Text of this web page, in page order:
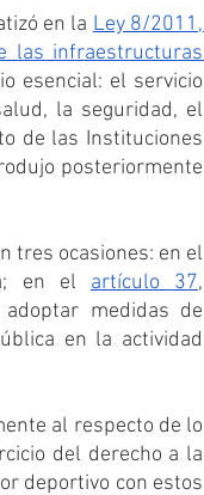
en la Ley 8/2011,
las infraestructuras
esencial: el servicio
la seguridad, el
de las Instituciones
posteriormente
en el artículo 37,
medidas de
en la actividad
al respecto de lo
del derecho a la
deportivo con estos